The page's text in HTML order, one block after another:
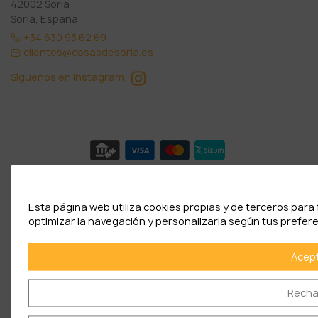
42002 Soria
Soria, España
+34 630 93 62 69
clientes@cosasdesoria.es
Síguenos en Instagram
Esta página web utiliza cookies propias y de terceros
optimizar la navegación y personalizarla según tus